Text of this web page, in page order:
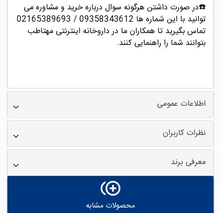
☎️در صورت داشتن هرگونه سوال درباره خرید و مشاوره می
توانید با این شماره ها 09358343612 / 02165389693
تماس بگیرید تا همکاران ما در داروخانه اینترنتی مهتاطب
بتوانند شما را راهنمایی کنند.
اطلاعات عمومی
نظرات کاربران
معرفی برند
محصولات مشابه